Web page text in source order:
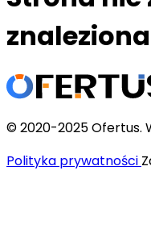
znaleziona
© 2020-2025 Ofertus.
Polityka prywatności